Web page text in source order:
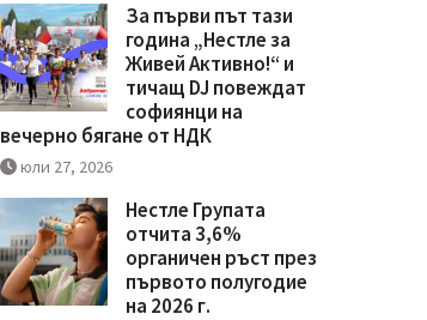
За първи път тази
година „Нестле за
Живей Активно!“ и
тичащ DJ повеждат
софиянци на
вечерно бягане от НДК
юли 27, 2026
Нестле Групата
отчита 3,6%
органичен ръст през
първото полугодие
на 2026 г.